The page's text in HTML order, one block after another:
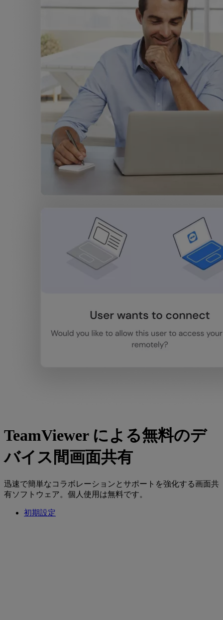
TeamViewer による無料のデ
バイス間画面共有
迅速で簡単なコラボレーションとサポートを強化する画面共
有ソフトウェア。個人使用は無料です。
初期設定